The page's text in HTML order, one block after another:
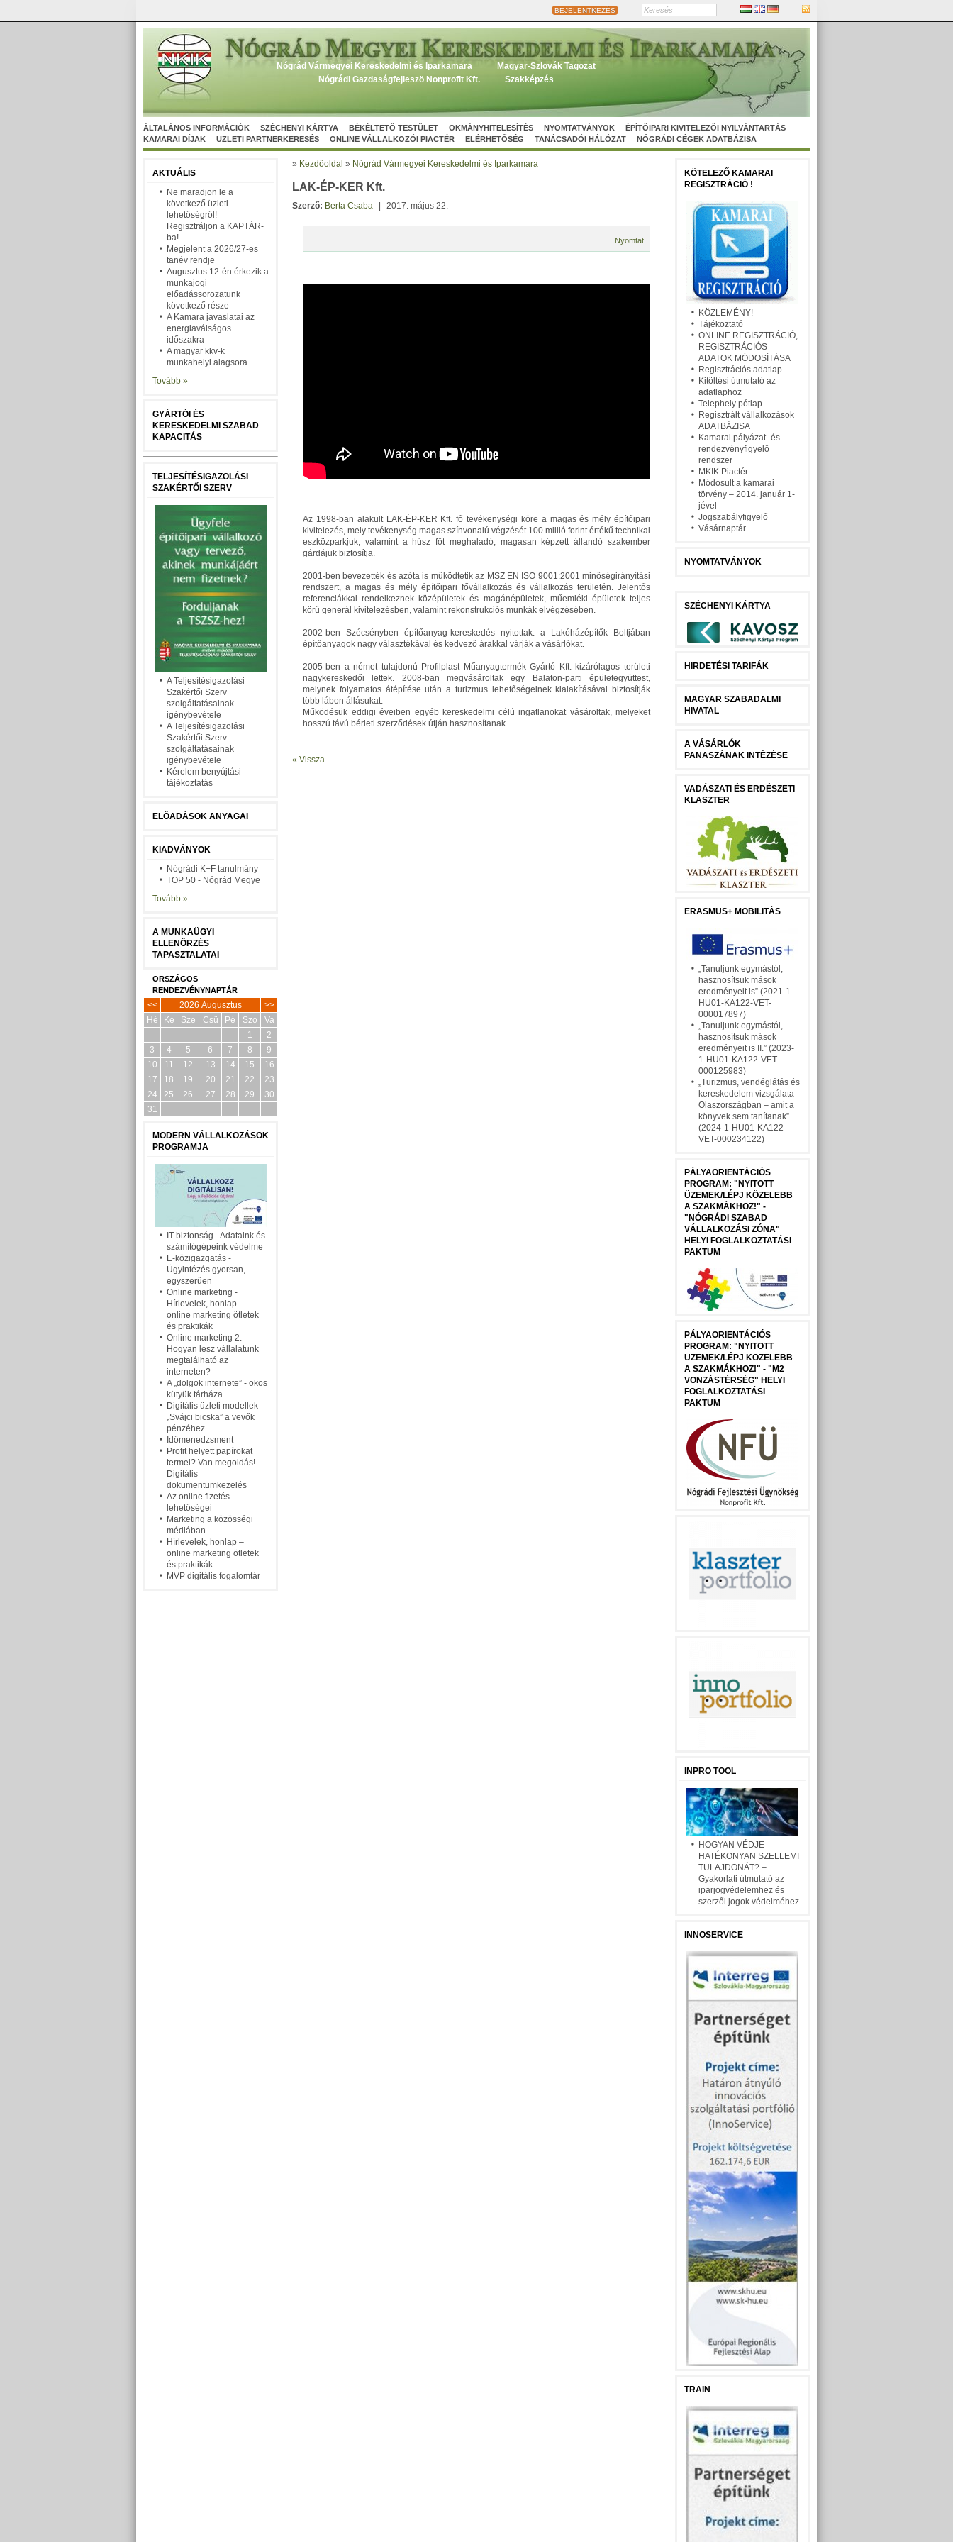
BEJELENTKEZÉS
Nógrád Vármegyei Kereskedelmi és Iparkamara
Magyar-Szlovák Tagozat
Nógrádi Gazdaságfejleszö Nonprofit Kft.
Szakképzés
ÁLTALÁNOS INFORMÁCIÓK SZÉCHENYI KÁRTYA BÉKÉLTETŐ TESTÜLET OKMÁNYHITELESÍTÉS NYOMTATVÁNYOK
ÉPÍTŐIPARI KIVITELEZŐI NYILVÁNTARTÁS
KAMARAI DÍJAK
ÜZLETI PARTNERKERESÉS ONLINE VÁLLALKOZÓI PIACTÉR ELÉRHETŐSÉG TANÁCSADÓI HÁLÓZAT NÓGRÁDI CÉGEK ADATBÁZISA
AKTUÁLIS
Ne maradjon le a
következő üzleti
lehetőségről!
Regisztráljon a KAPTÁR-
ba!
Megjelent a 2026/27-es
tanév rendje
Augusztus 12-én érkezik a
munkajogi
előadássorozatunk
következő része
A Kamara javaslatai az
energiaválságos
időszakra
A magyar kkv-k
munkahelyi alagsora
Tovább »
GYÁRTÓI ÉS
KERESKEDELMI SZABAD
KAPACITÁS
TELJESÍTÉSIGAZOLÁSI
SZAKÉRTŐI SZERV
A Teljesítésigazolási
Szakértői Szerv
szolgáltatásainak
igénybevétele
A Teljesítésigazolási
Szakértői Szerv
szolgáltatásainak
igénybevétele
Kérelem benyújtási
tájékoztatás
ELŐADÁSOK ANYAGAI
KIADVÁNYOK
Nógrádi K+F tanulmány
TOP 50 - Nógrád Megye
Tovább »
A MUNKAÜGYI
ELLENŐRZÉS
TAPASZTALATAI
ORSZÁGOS
RENDEZVÉNYNAPTÁR
<< 2026 Augusztus
>>
Hé
Ke Sze Csü Pé Szo
Va
1
2
3
4 5 6 7 8
9
10
11 12 13 14 15
16
17
18 19 20 21 22
23
24
25 26 27 28 29
30
31
MODERN VÁLLALKOZÁSOK
PROGRAMJA
IT biztonság - Adataink és
számítógépeink védelme
E-közigazgatás -
Ügyintézés gyorsan,
egyszerűen
Online marketing -
Hírlevelek, honlap –
online marketing ötletek
és praktikák
Online marketing 2.-
Hogyan lesz vállalatunk
megtalálható az
interneten?
A „dolgok internete” - okos
kütyük tárháza
Digitális üzleti modellek -
„Svájci bicska” a vevők
pénzéhez
Időmenedzsment
Profit helyett papírokat
termel? Van megoldás!
Digitális
dokumentumkezelés
Az online fizetés
lehetőségei
Marketing a közösségi
médiában
Hírlevelek, honlap –
online marketing ötletek
és praktikák
MVP digitális fogalomtár
» Kezdőoldal » Nógrád Vármegyei Kereskedelmi és Iparkamara
LAK-ÉP-KER Kft.
Szerző: Berta Csaba 2017. május 22.
Nyomtat
Az 1998-ban alakult LAK-ÉP-KER Kft. fő tevékenységi köre a magas és mély építőipari
kivitelezés, mely tevékenység magas színvonalú végzését 100 millió forint értékű technikai
eszközparkjuk, valamint a húsz főt meghaladó, magasan képzett állandó szakember
gárdájuk biztosítja.
2001-ben bevezették és azóta is működtetik az MSZ EN ISO 9001:2001 minőségirányítási
rendszert, a magas és mély építőipari fővállalkozás és vállalkozás területén. Jelentős
referenciákkal rendelkeznek középületek és magánépületek, műemléki épületek teljes
körű generál kivitelezésben, valamint rekonstrukciós munkák elvégzésében.
2002-ben Szécsényben építőanyag-kereskedés nyitottak: a Lakóházépítők Boltjában
építőanyagok nagy választékával és kedvező árakkal várják a vásárlókat.
2005-ben a német tulajdonú Profilplast Műanyagtermék Gyártó Kft. kizárólagos területi
nagykereskedői lettek. 2008-ban megvásároltak egy Balaton-parti épületegyüttest,
melynek folyamatos átépítése után a turizmus lehetőségeinek kialakításával biztosítják
több lábon állásukat.
Működésük eddigi éveiben egyéb kereskedelmi célú ingatlanokat vásároltak, melyeket
hosszú távú bérleti szerződések útján hasznosítanak.
« Vissza
KÖTELEZŐ KAMARAI
REGISZTRÁCIÓ !
KÖZLEMÉNY!
Tájékoztató
ONLINE REGISZTRÁCIÓ,
REGISZTRÁCIÓS
ADATOK MÓDOSÍTÁSA
Regisztrációs adatlap
Kitöltési útmutató az
adatlaphoz
Telephely pótlap
Regisztrált vállalkozások
ADATBÁZISA
Kamarai pályázat- és
rendezvényfigyelő
rendszer
MKIK Piactér
Módosult a kamarai
törvény – 2014. január 1-
jével
Jogszabályfigyelő
Vásárnaptár
NYOMTATVÁNYOK
SZÉCHENYI KÁRTYA
HIRDETÉSI TARIFÁK
MAGYAR SZABADALMI
HIVATAL
A VÁSÁRLÓK
PANASZÁNAK INTÉZÉSE
VADÁSZATI ÉS ERDÉSZETI
KLASZTER
ERASMUS+ MOBILITÁS
„Tanuljunk egymástól,
hasznosítsuk mások
eredményeit is” (2021-1-
HU01-KA122-VET-
000017897)
„Tanuljunk egymástól,
hasznosítsuk mások
eredményeit is II.” (2023-
1-HU01-KA122-VET-
000125983)
„Turizmus, vendéglátás és
kereskedelem vizsgálata
Olaszországban – amit a
könyvek sem tanítanak”
(2024-1-HU01-KA122-
VET-000234122)
PÁLYAORIENTÁCIÓS
PROGRAM: "NYITOTT
ÜZEMEK/LÉPJ KÖZELEBB
A SZAKMÁKHOZ!" -
"NÓGRÁDI SZABAD
VÁLLALKOZÁSI ZÓNA"
HELYI FOGLALKOZTATÁSI
PAKTUM
PÁLYAORIENTÁCIÓS
PROGRAM: "NYITOTT
ÜZEMEK/LÉPJ KÖZELEBB
A SZAKMÁKHOZ!" - "M2
VONZÁSTÉRSÉG" HELYI
FOGLALKOZTATÁSI
PAKTUM
INPRO TOOL
HOGYAN VÉDJE
HATÉKONYAN SZELLEMI
TULAJDONÁT? –
Gyakorlati útmutató az
iparjogvédelemhez és
szerzői jogok védelméhez
INNOSERVICE
TRAIN